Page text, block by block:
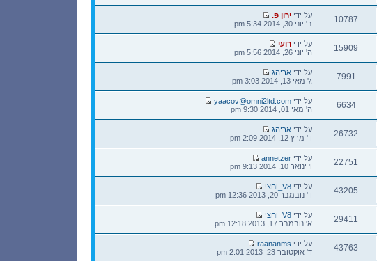
צפיות
10787
הודעה
אחרונה
על ידיירון פ.
ב' יוני 30, 2014 5:34 pm
15909
צפיות
הודעה
אחרונה
על ידירועי
ה' יוני 26, 2014 5:56 pm
7991
הודעה
אחרונה
על ידיאריהג
ג' מאי 13, 2014 3:03 pm
6634
צפיות
הודעה
אחרונה
על ידיyaacov@omni2ltd.com
ה' מאי 01, 2014 9:30 pm
26732
הודעה
אחרונה
על ידיאריהג
ד' מרץ 12, 2014 2:09 pm
22751
צפיות
הודעה
אחרונה
על ידיannetzer
ו' ינואר 10, 2014 9:13 pm
43205
הודעה
אחרונה
על ידיV8_וחצי
ד' נובמבר 20, 2013 12:36 pm
29411
צפיות
הודעה
אחרונה
על ידיV8_וחצי
א' נובמבר 17, 2013 12:18 pm
43763
הודעה
אחרונה
על ידי raananms
ד' אוקטובר 23, 2013 2:01 pm